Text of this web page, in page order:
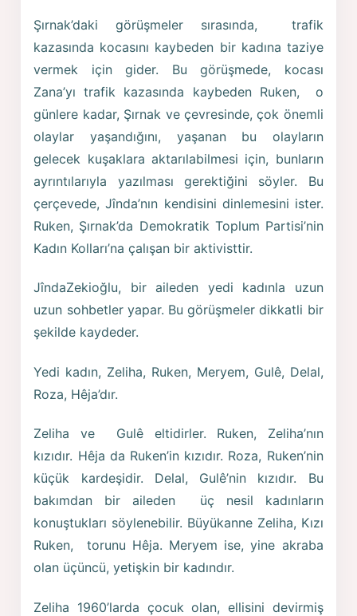
Şırnak’daki görüşmeler sırasında, trafik
kazasında kocasını kaybeden bir kadına taziye
vermek için gider. Bu görüşmede, kocası
Zana’yı trafik kazasında kaybeden Ruken, o
günlere kadar, Şırnak ve çevresinde, çok önemli
olaylar yaşandığını, yaşanan bu olayların
gelecek kuşaklara aktarılabilmesi için, bunların
ayrıntılarıyla yazılması gerektiğini söyler. Bu
çerçevede, Jînda’nın kendisini dinlemesini ister.
Ruken, Şırnak’da Demokratik Toplum Partisi’nin
Kadın Kolları’na çalışan bir aktivisttir.
JîndaZekioğlu, bir aileden yedi kadınla uzun
uzun sohbetler yapar. Bu görüşmeler dikkatli bir
şekilde kaydeder.
Yedi kadın, Zeliha, Ruken, Meryem, Gulê, Delal,
Roza, Hêja’dır.
Zeliha ve Gulê eltidirler. Ruken, Zeliha’nın
kızıdır. Hêja da Ruken’in kızıdır. Roza, Ruken’nin
küçük kardeşidir. Delal, Gulê’nin kızıdır. Bu
bakımdan bir aileden üç nesil kadınların
konuştukları söylenebilir. Büyükanne Zeliha, Kızı
Ruken, torunu Hêja. Meryem ise, yine akraba
olan üçüncü, yetişkin bir kadındır.
Zeliha 1960’larda çocuk olan, ellisini devirmiş